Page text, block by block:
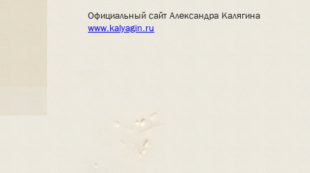
Официальный сайт Александра Калягина
www.kalyagin.ru